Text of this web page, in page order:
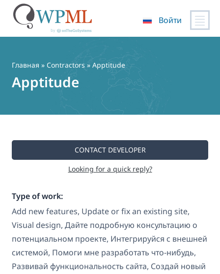
содержимому
Войти
Главная » Contractors » Apptitude
Apptitude
CONTACT DEVELOPER
Looking for a quick reply?
Type of work:
Add new features, Update or fix an existing site,
Visual design, Дайте подробную консультацию о
потенциальном проекте, Интегрируйся с внешней
системой, Помоги мне разработать что-нибудь,
Развивай функциональность сайта, Создай новый